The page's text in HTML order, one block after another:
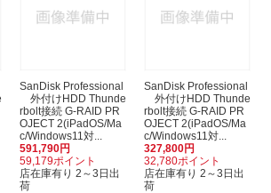
SanDisk Professional
外付けHDD Thunde
rbolt接続 G-RAID PR
OJECT 2(iPadOS/Ma
c/Windows11対...
591,790円
59,179ポイント
店在庫有り 2～3日出
荷
SanDisk Professional
外付けHDD Thunde
rbolt接続 G-RAID PR
OJECT 2(iPadOS/Ma
c/Windows11対...
327,800円
32,780ポイント
店在庫有り 2～3日出
荷